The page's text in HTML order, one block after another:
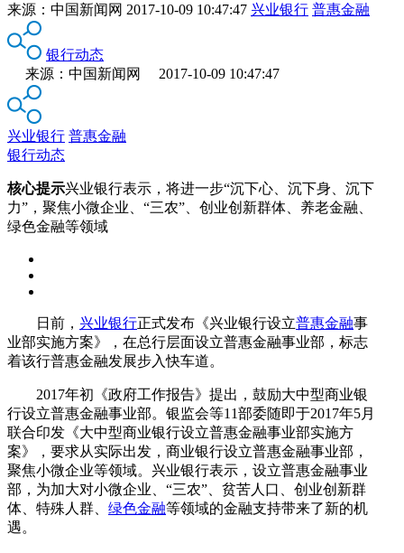
来源： 中国新闻网 2017-10-09 10:47:47 兴业银行 普惠金融
银行动态
来源：中国新闻网 2017-10-09 10:47:47
兴业银行 普惠金融
银行动态
核心提示兴业银行表示，将进一步“沉下心、沉下身、沉下
力”，聚焦小微企业、“三农”、创业创新群体、养老金融、
绿色金融等领域
日前， 兴业银行正式发布《兴业银行设立普惠金融事
业部实施方案》，在总行层面设立普惠金融事业部，标志
着该行普惠金融发展步入快车道。
2017年初《政府工作报告》提出，鼓励大中型商业银
行设立普惠金融事业部。银监会等11部委随即于2017年5月
联合印发《大中型商业银行设立普惠金融事业部实施方
案》，要求从实际出发，商业银行设立普惠金融事业部，
聚焦小微企业等领域。兴业银行表示，设立普惠金融事业
部，为加大对小微企业、“三农”、贫苦人口、创业创新群
体、特殊人群、 绿色金融等领域的金融支持带来了新的机
遇。